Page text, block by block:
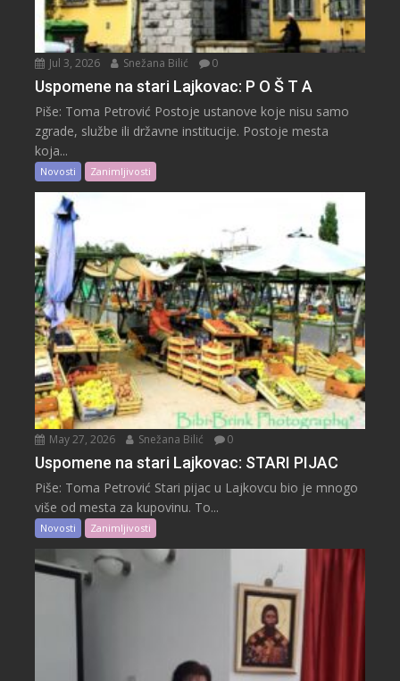
Jul 3, 2026 Snežana Bilić 0
Uspomene na stari Lajkovac: P O Š T A
Piše: Toma Petrović Postoje ustanove koje nisu samo
zgrade, službe ili državne institucije. Postoje mesta
koja...
Novosti Zanimljivosti
May 27, 2026 Snežana Bilić 0
Uspomene na stari Lajkovac: STARI PIJAC
Piše: Toma Petrović Stari pijac u Lajkovcu bio je mnogo
više od mesta za kupovinu. To...
Novosti Zanimljivosti